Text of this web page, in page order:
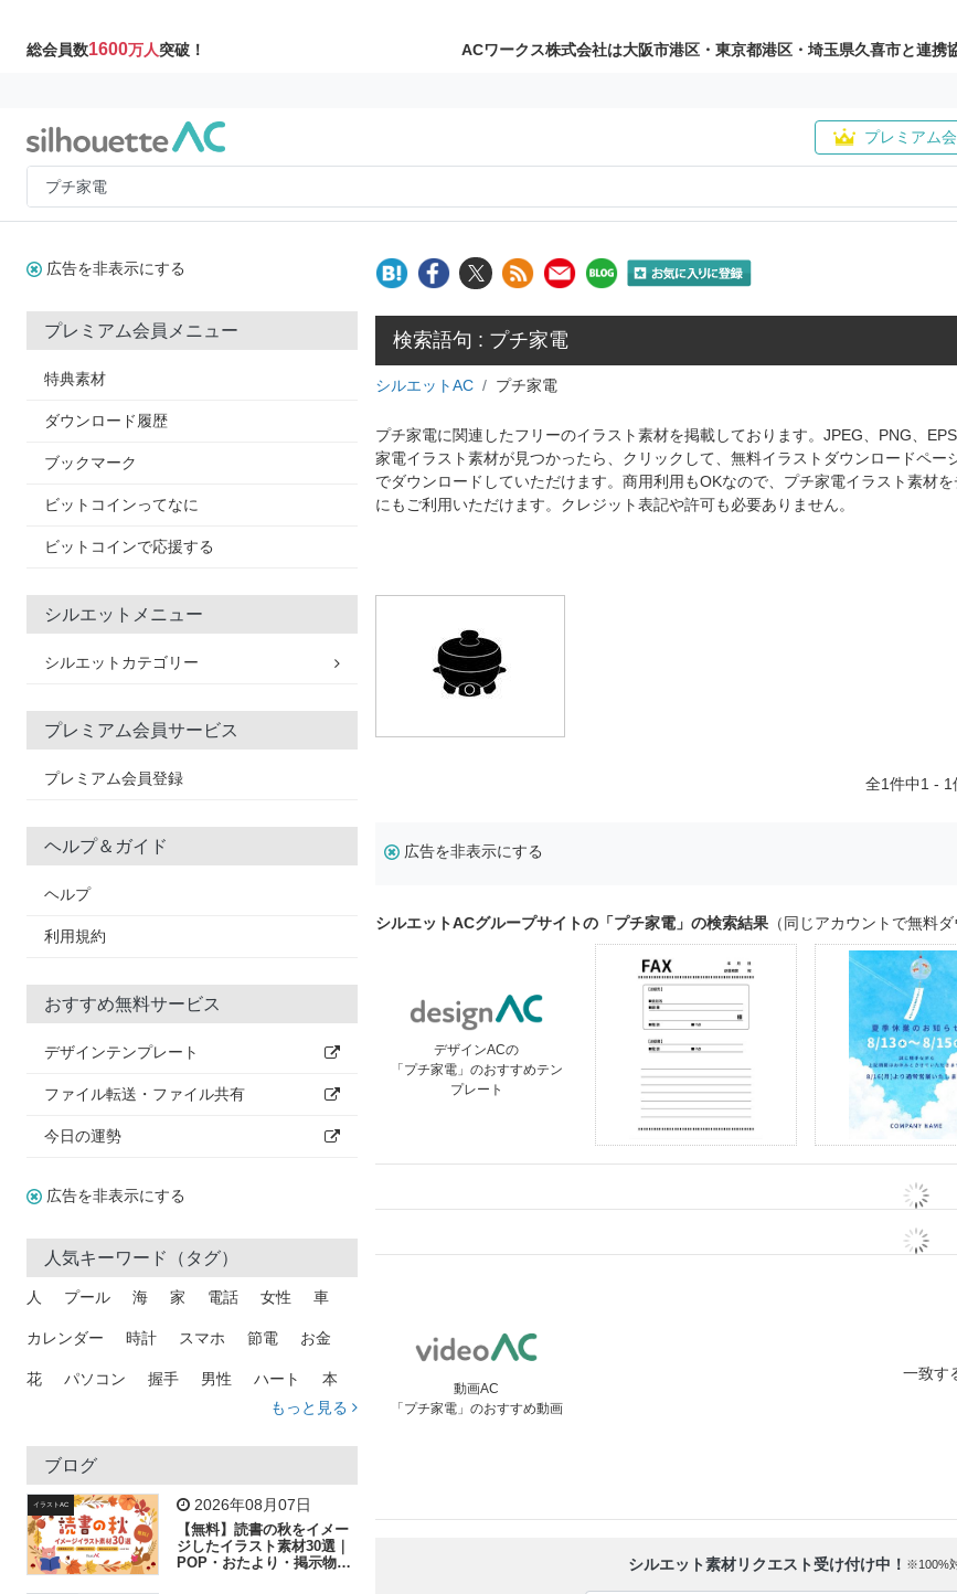
総会員数1600万人突破！ ACワークス株式会社は大阪市港区・東京都港区・埼玉県久喜市と連携
プレミアム
広告を非表示にする
プレミアム会員メニュー
特典素材
ダウンロード履歴
ブックマーク
ビットコインってなに
ビットコインで応援する
シルエットメニュー
シルエットカテゴリー
プレミアム会員サービス
プレミアム会員登録
ヘルプ＆ガイド
ヘルプ
利用規約
おすすめ無料サービス
デザインテンプレート
ファイル転送・ファイル共有
今日の運勢
広告を非表示にする
人気キーワード（タグ）
人 プール 海 家 電話 女性 車
カレンダー 時計 スマホ 節電 お金
花 パソコン 握手 男性 ハート 本
トラック 木
吹き出し
飛行機 グラフ ビル 魚 家族 書類
歩く 工場 会社 太陽 キラキラ
もっと見る
ブログ
イラストAC 2026年08月07日
【無料】読書の秋をイメー
ジしたイラスト素材30選｜
POP・おたより・掲示物に
検索語句 : プチ家電
シルエットAC プチ家電
プチ家電に関連したフリーのイラスト素材を掲載しております。JPEG、PNG、
家電イラスト素材が見つかったら、クリックして、無料イラストダウンロードペ
でダウンロードしていただけます。商用利用もOKなので、プチ家電イラスト素材
にもご利用いただけます。クレジット表記や許可も必要ありません。
全1件中1 - 1
広告を非表示にする
シルエットACグループサイトの「プチ家電」の検索結果 （同じアカウントで無料
デザインACの
「プチ家電」のおすすめテン
プレート
動画AC
「プチ家電」のおすすめ動画
一致す
シルエット素材リクエスト受け付け中！ ※100%